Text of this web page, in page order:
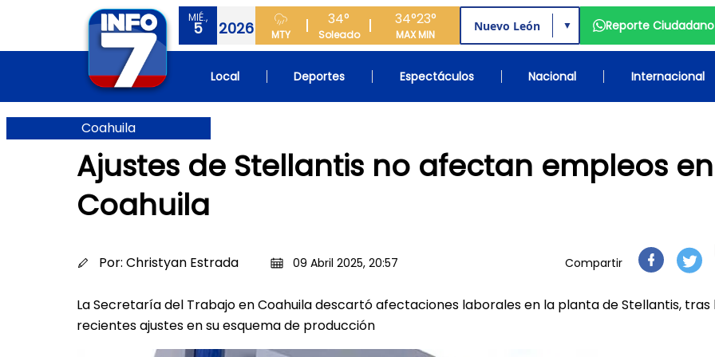
MIÉ.,
5 2026 MTY
34°
Soleado
34°
MAX
23°
MIN
▼ Reporte Ciudadano
Local Deportes Espectáculos Nacional Internacional
Coahuila
Ajustes de Stellantis no afectan empleos en
Coahuila
Por: Christyan Estrada 09 Abril 2025, 20:57 Compartir
La Secretaría del Trabajo en Coahuila descartó afectaciones laborales en la planta de Stellantis, tras
recientes ajustes en su esquema de producción